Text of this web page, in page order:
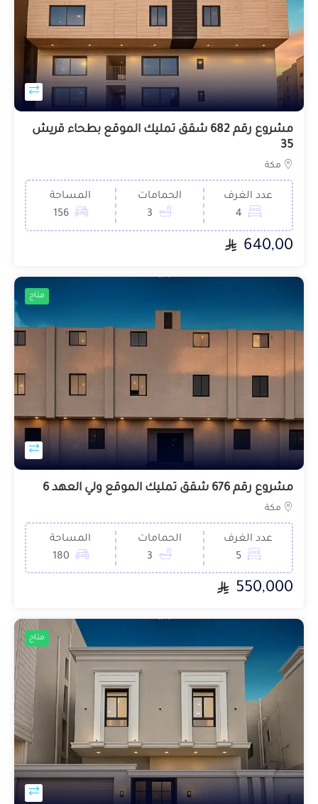
مشروع رقم 682 شقق تمليك الموقع بطحاء قريش
35
مكة
عدد الغرف
4
الحمامات
3
المساحة
156
640,00
متاح
مشروع رقم 676 شقق تمليك الموقع ولي العهد 6
مكة
عدد الغرف
5
الحمامات
3
المساحة
180
550,000
متاح